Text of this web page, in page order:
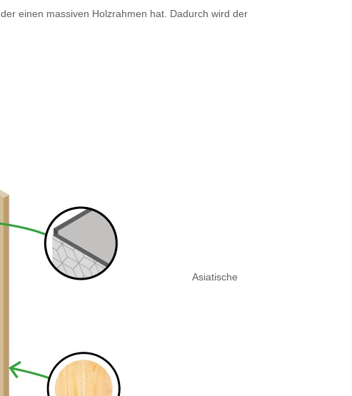
, der einen massiven Holzrahmen hat. Dadurch wird der
Asiatische